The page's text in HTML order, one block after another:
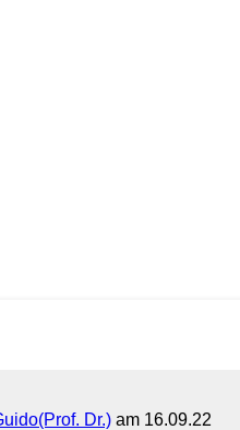
Dr.) am 16.09.22